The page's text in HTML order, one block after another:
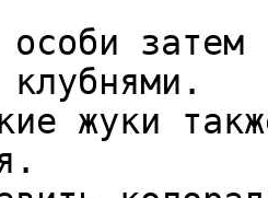
затем
жуки